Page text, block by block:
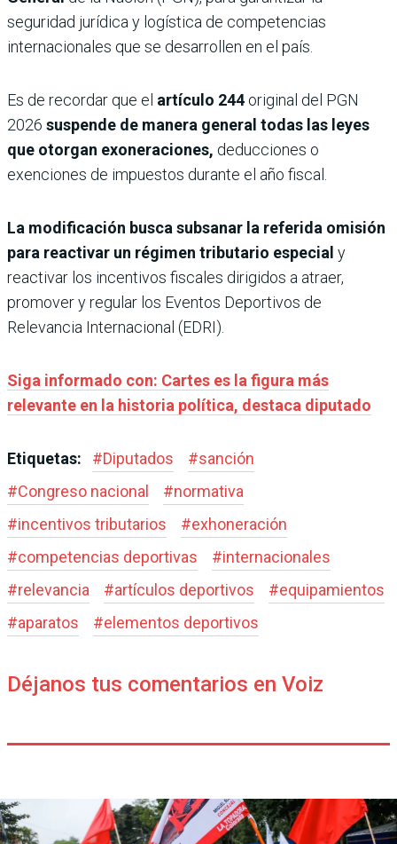
seguridad jurídica y logística de competencias
internacionales que se desarrollen en el país.
Es de recordar que el artículo 244 original del PGN
2026 suspende de manera general todas las leyes
que otorgan exoneraciones, deducciones o
exenciones de impuestos durante el año fiscal.
La modificación busca subsanar la referida omisión
para reactivar un régimen tributario especial y
reactivar los incentivos fiscales dirigidos a atraer,
promover y regular los Eventos Deportivos de
Relevancia Internacional (EDRI).
Siga informado con: Cartes es la figura más
relevante en la historia política, destaca diputado
Etiquetas: #Diputados #sanción
#Congreso nacional #normativa
#incentivos tributarios #exhoneración
#competencias deportivas #internacionales
#relevancia #artículos deportivos #equipamientos
#aparatos #elementos deportivos
Déjanos tus comentarios en Voiz